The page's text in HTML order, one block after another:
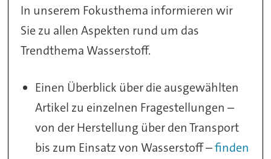
In unserem Fokusthema informieren wir
Sie zu allen Aspekten rund um das
Trendthema Wasserstoff.
Einen Überblick über die ausgewählten
Artikel zu einzelnen Fragestellungen –
von der Herstellung über den Transport
bis zum Einsatz von Wasserstoff –finden